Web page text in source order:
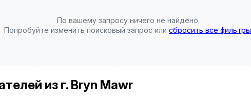
По вашему запросу ничего не найдено.
Попробуйте изменить поисковый запрос или сбросить все фильтры
из г. Bryn Mawr